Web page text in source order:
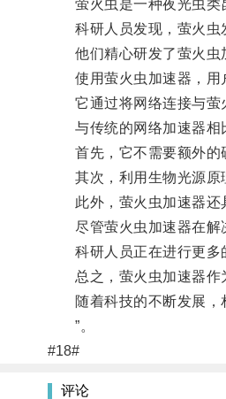
萤火虫是一种夜光虫类
科研人员发现，萤火虫发
他们精心研发了萤火虫加
使用萤火虫加速器，用
它通过将网络连接与萤火
与传统的网络加速器相
首先，它不需要额外的硬
其次，利用生物光源原理
此外，萤火虫加速器还具
尽管萤火虫加速器在解决
科研人员正在进行更多的
总之，萤火虫加速器作为
随着科技的不断发展，相
”。
#18#
评论